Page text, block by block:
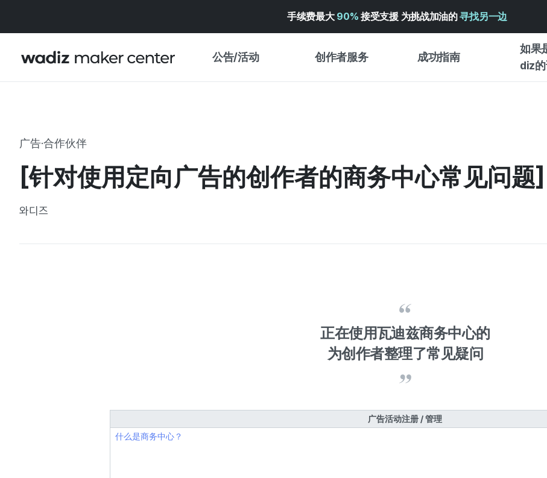
手续费最大 90% 接受支援 为挑战加油的寻找另一边
公告/活动 创作者服务 成功指南
如果
diz
特展日历
WADIZ 奖励 ↗︎
成功项目故事
创作型
商务型
广告·合作伙伴
[针对使用定向广告的创作者的商务中心常见问题]
와디즈
正在使用瓦迪兹商务中心的
为创作者整理了常见疑问
广告活动注册 / 管理
什么是商务中心？